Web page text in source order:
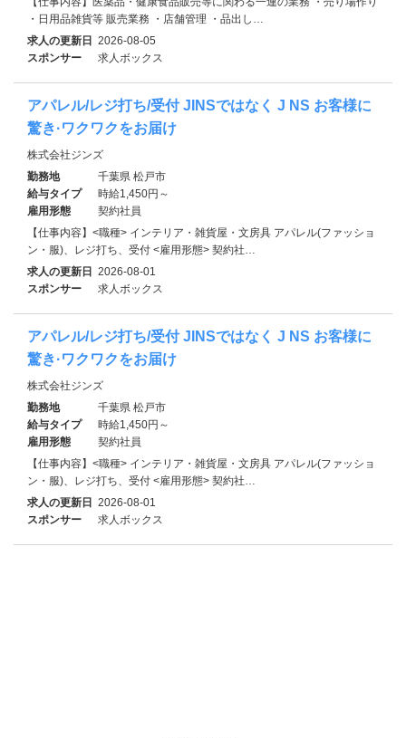
・日用品雑貨等 販売業務 ・店舗管理 ・品出し…
求人の更新日 2026-08-05
スポンサー
求人ボックス
アパレル/レジ打ち/受付 JINSではなく J NS お客様に
驚き·ワクワクをお届け
株式会社ジンズ
勤務地
千葉県 松戸市
給与タイプ
時給1,450円～
雇用形態
契約社員
【仕事内容】<職種> インテリア・雑貨屋・文房具 アパレル(ファッショ
ン・服)、レジ打ち、受付 <雇用形態> 契約社…
求人の更新日 2026-08-01
スポンサー
求人ボックス
アパレル/レジ打ち/受付 JINSではなく J NS お客様に
驚き·ワクワクをお届け
株式会社ジンズ
勤務地
千葉県 松戸市
給与タイプ
時給1,450円～
雇用形態
契約社員
【仕事内容】<職種> インテリア・雑貨屋・文房具 アパレル(ファッショ
ン・服)、レジ打ち、受付 <雇用形態> 契約社…
求人の更新日 2026-08-01
スポンサー
求人ボックス